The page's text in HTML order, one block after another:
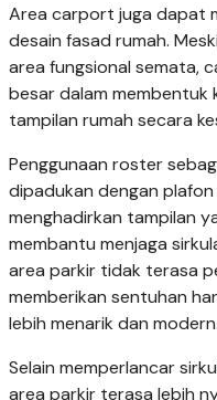
Area carport juga dapat
desain fasad rumah.
area fungsional semata,
besar dalam
tampilan rumah secara
Penggunaan roster
dipadukan dengan
menghadirkan tampilan
membantu menjaga
area parkir tidak terasa
memberikan sentuhan
lebih menarik dan modern.
Selain memperlancar
area parkir terasa lebih